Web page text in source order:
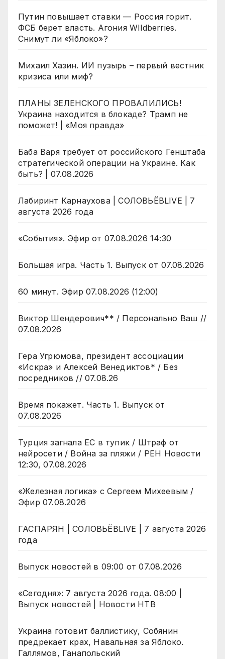
Путин повышает ставки — Россия горит.
ФСБ берет власть. Агония WIldberries.
Снимут ли «Яблоко»?
Михаил Хазин. ИИ пузырь – первый вестник
кризиса или миф?
ПЛАНЫ ЗЕЛЕНСКОГО ПРОВАЛИЛИСЬ!
Украина находится в блокаде? Трамп не
поможет! | «Моя правда»
Баба Варя требует от российского Генштаба
стратегической операции на Украине. Как
быть? | 07.08.2026
Лабиринт Карнаухова | СОЛОВЬЁВLIVE | 7
августа 2026 года
«События». Эфир от 07.08.2026 14:30
Большая игра. Часть 1. Выпуск от 07.08.2026
60 минут. Эфир 07.08.2026 (12:00)
Виктор Шендерович** / Персонально Ваш //
07.08.2026
Гера Угрюмова, президент ассоциации
«Искра» и Алексей Венедиктов* / Без
посредников // 07.08.26
Время покажет. Часть 1. Выпуск от
07.08.2026
Турция загнала ЕС в тупик / Штраф от
нейросети / Война за пляжи / РЕН Новости
12:30, 07.08.2026
«Железная логика» с Сергеем Михеевым /
Эфир 07.08.2026
ГАСПАРЯН | СОЛОВЬЁВLIVE | 7 августа 2026
года
Выпуск новостей в 09:00 от 07.08.2026
«Сегодня»: 7 августа 2026 года. 08:00 |
Выпуск новостей | Новости НТВ
Украина готовит баллистику, Собянин
предрекает крах, Навальная за Яблоко.
Галлямов, Ганапольский